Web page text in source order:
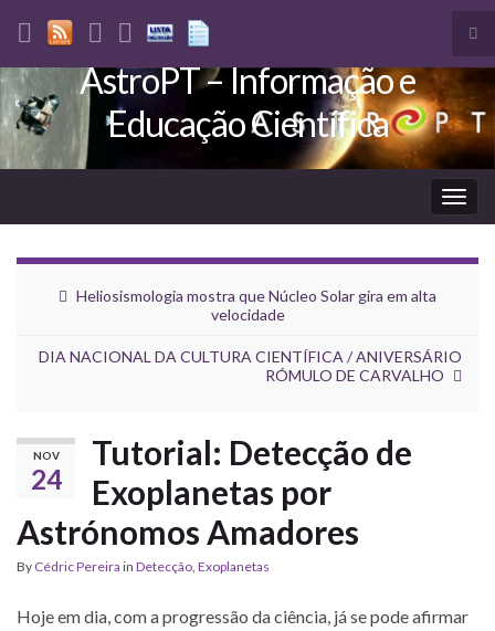
Search for:
AstroPT – Informação e
Educação Científica
Heliosismologia mostra que Núcleo Solar gira em alta
velocidade
DIA NACIONAL DA CULTURA CIENTÍFICA / ANIVERSÁRIO
RÓMULO DE CARVALHO
NOV
24
Tutorial: Detecção de
Exoplanetas por
Astrónomos Amadores
By Cédric Pereira in Detecção, Exoplanetas
Hoje em dia, com a progressão da ciência, já se pode afirmar